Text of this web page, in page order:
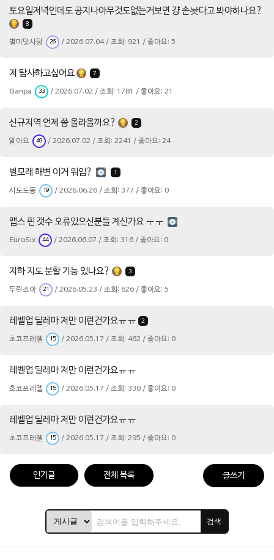
토요일저녁인데도 공지나아무것도없는거보면 걍 손놧다고 봐야하나요?
8
별미맛사탕 26 / 2026.07.04 / 조회: 921 / 좋아요: 5
저 탐사하고싶어요 7
Ganpa 33 / 2026.07.02 / 조회: 1781 / 좋아요: 21
신규지역 언제 쯤 올라올까요? 2
알아요 49 / 2026.07.02 / 조회: 2241 / 좋아요: 24
별모래 해변 이거 뭐임? 1
시도도동 19 / 2026.06.26 / 조회: 377 / 좋아요: 0
맵스 핀 갯수 오류있으신분들 계신가요 ㅜㅜ
EuroSix 44 / 2026.06.07 / 조회: 316 / 좋아요: 0
지하 지도 분할 기능 있나요? 3
두린조아 21 / 2026.05.23 / 조회: 626 / 좋아요: 5
레벨업 딜레마 저만 이런건가요ㅠㅠ 2
초코프레첼 15 / 2026.05.17 / 조회: 462 / 좋아요: 0
레벨업 딜레마 저만 이런건가요ㅠㅠ
초코프레첼 15 / 2026.05.17 / 조회: 330 / 좋아요: 0
레벨업 딜레마 저만 이런건가요ㅠㅠ
초코프레첼 15 / 2026.05.17 / 조회: 295 / 좋아요: 0
인기글 전체 목록 글쓰기
검색